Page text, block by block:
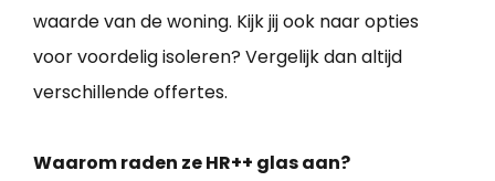
waarde van de woning. Kijk jij ook naar opties
voor voordelig isoleren? Vergelijk dan altijd
verschillende offertes.
Waarom raden ze HR++ glas aan?